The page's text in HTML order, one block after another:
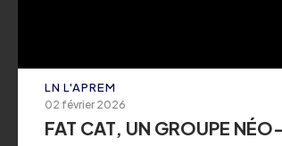
LN L'APREM
02 février 2026
FAT CAT, UN GROUPE